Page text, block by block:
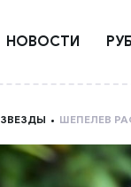
НОВОСТИ
ЗВЕЗДЫ ШЕПЕЛЕВ